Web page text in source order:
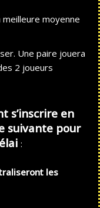
moyenne
Une paire jouera
2 joueurs
s’inscrire en
suivante pour
:
les